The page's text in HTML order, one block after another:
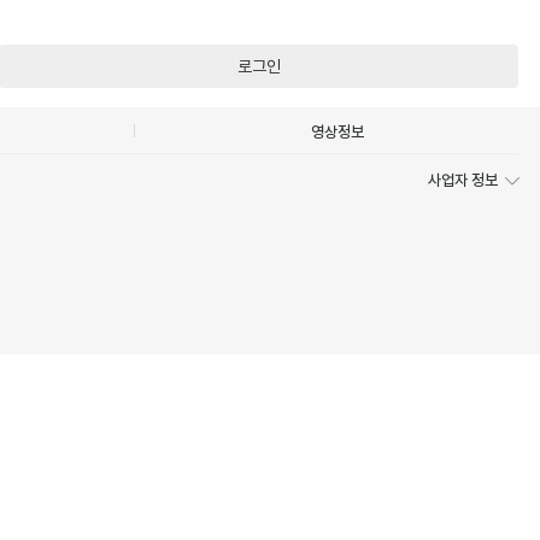
로그인
영상정보
사업자 정보